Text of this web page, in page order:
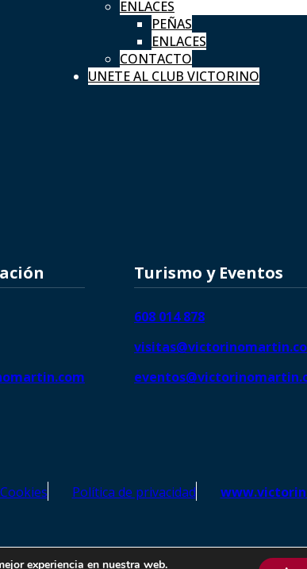
ENLACES
PEÑAS
ENLACES
CONTACTO
UNETE AL CLUB VICTORINO
Turismo y Eventos
608 014 878
Cookies Política de privacidad
los derechos reservados | SEO de Agencia
experiencia en nuestra web.